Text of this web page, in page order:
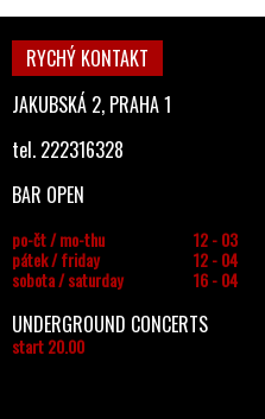
RYCHÝ KONTAKT
JAKUBSKÁ 2, PRAHA 1
tel. 222316328
BAR OPEN
po-čt / mo-thu
12 - 03
pátek / friday
12 - 04
sobota / saturday
16 - 04
UNDERGROUND CONCERTS
start 20.00